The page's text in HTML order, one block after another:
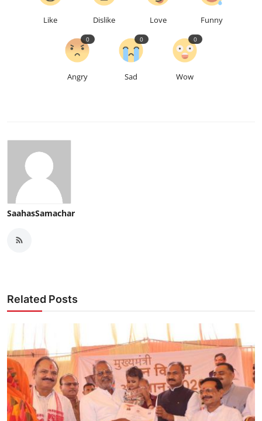
Like Dislike Love Funny
Angry
0
Sad
0
Wow
0
SaahasSamachar
Related Posts